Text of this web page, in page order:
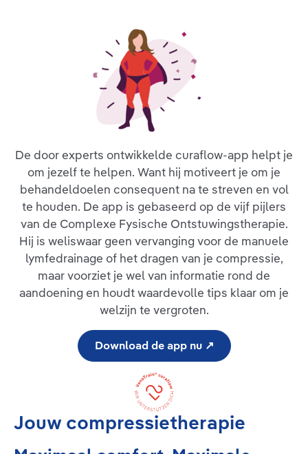
De door experts ontwikkelde curaflow-app helpt je
om jezelf te helpen. Want hij motiveert je om je
behandeldoelen consequent na te streven en vol
te houden. De app is gebaseerd op de vijf pijlers
van de Complexe Fysische Ontstuwingstherapie.
Hij is weliswaar geen vervanging voor de manuele
lymfedrainage of het dragen van je compressie,
maar voorziet je wel van informatie rond de
aandoening en houdt waardevolle tips klaar om je
welzijn te vergroten.
Download de app nu ↗
Jouw compressietherapie